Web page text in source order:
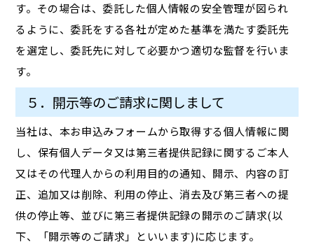
す。その場合は、委託した個人情報の安全管理が図られ
るように、委託をする各社が定めた基準を満たす委託先
を選定し、委託先に対して必要かつ適切な監督を行いま
す。
５．開示等のご請求に関しまして
当社は、本お申込みフォームから取得する個人情報に関
し、保有個人データ又は第三者提供記録に関するご本人
又はその代理人からの利用目的の通知、開示、内容の訂
正、追加又は削除、利用の停止、消去及び第三者への提
供の停止等、並びに第三者提供記録の開示のご請求(以
下、「開示等のご請求」といいます)に応じます。